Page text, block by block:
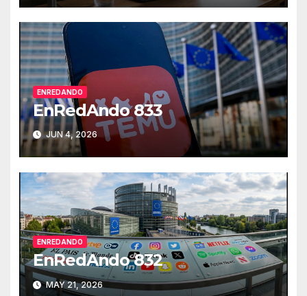
ENREDANDO
EnRedAndo 833
JUN 4, 2026
ENREDANDO
EnRedAndo 832
MAY 21, 2026